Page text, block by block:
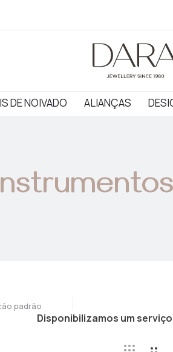
DE NOIVADO ALIANÇAS
padrão
Disponibilizamos um